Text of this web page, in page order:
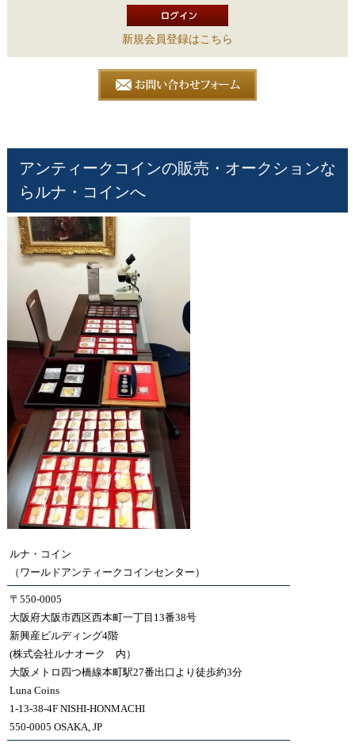
新規会員登録はこちら
アンティークコインの販売・オークションな
らルナ・コインへ
ルナ・コイン
（ワールドアンティークコインセンター）
〒550-0005
大阪府大阪市西区西本町一丁目13番38号
新興産ビルディング4階
(株式会社ルナオーク 内）
大阪メトロ四つ橋線本町駅27番出口より徒歩約3分
Luna Coins
1-13-38-4F NISHI-HONMACHI
550-0005 OSAKA, JP